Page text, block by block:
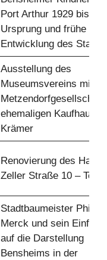
Port Arthur 1929 bis
Ursprung und frühe
Entwicklung des
Ausstellung des
Museumsvereins mit
Metzendorfgesellschaft
ehemaligen Kaufhaus
Krämer
Renovierung des
Zeller Straße 10 – Teil 2
Stadtbaumeister Philipp
Merck und sein Einfluss
auf die Darstellung
Bensheims in der